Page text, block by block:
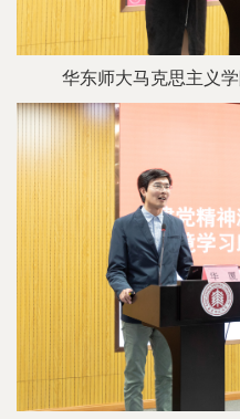
华东师大马克思主义